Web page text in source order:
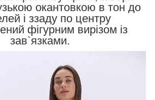
окантовкою в тон до
і ззаду по центру
фігурним вирізом із
зав`язками.